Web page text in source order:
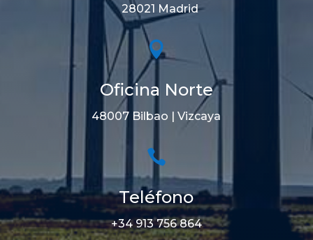
28021 Madrid

Oficina Norte
48007 Bilbao | Vizcaya

Teléfono
+34 913 756 864